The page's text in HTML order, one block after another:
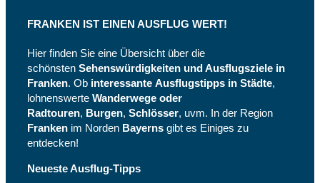
FRANKEN IST EINEN AUSFLUG WERT!
Hier finden Sie eine Übersicht über die
schönsten Sehenswürdigkeiten und Ausflugsziele in
Franken. Ob interessante Ausflugstipps in Städte,
lohnenswerte Wanderwege oder
Radtouren, Burgen, Schlösser, uvm. In der Region
Franken im Norden Bayerns gibt es Einiges zu
entdecken!
Neueste Ausflug-Tipps